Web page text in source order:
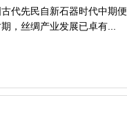
代先民自新石器时代中期便
，丝绸产业发展已卓有...